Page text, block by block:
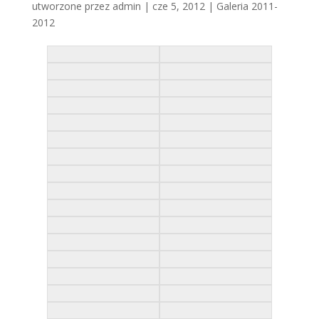
utworzone przez admin | cze 5, 2012| Galeria 2011-
2012